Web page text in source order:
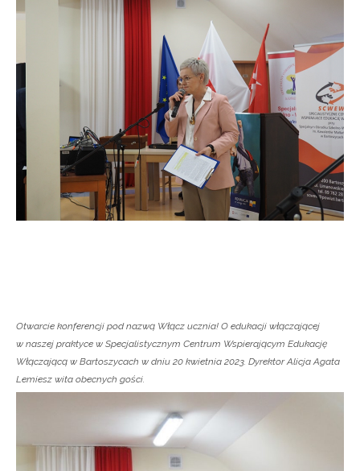
Otwarcie konferencji pod nazwą Włącz ucznia! O edukacji włączającej
w naszej praktyce w Specjalistycznym Centrum Wspierającym Edukację
Włączającą w Bartoszycach w dniu 20 kwietnia 2023. Dyrektor Alicja Agata
Lemiesz wita obecnych gości.
Newsletter ORE
Zapisz się i bądź na bieżąco z najnowszymi
informacjami
o szkoleniach i programach.
Adres e-mail:
Zapisuję się